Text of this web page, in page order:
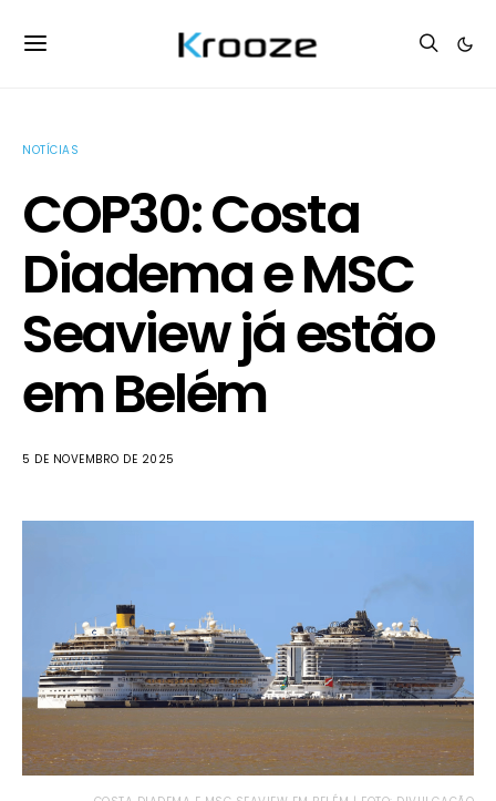
NOTÍCIAS
COP30: Costa
Diadema e MSC
Seaview já estão
em Belém
5 DE NOVEMBRO DE 2025